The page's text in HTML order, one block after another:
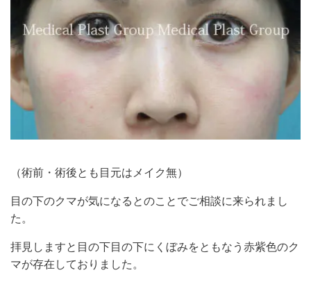
（術前・術後とも目元はメイク無）
目の下のクマが気になるとのことでご相談に来られまし
た。
拝見しますと目の下目の下にくぼみをともなう赤紫色のク
マが存在しておりました。